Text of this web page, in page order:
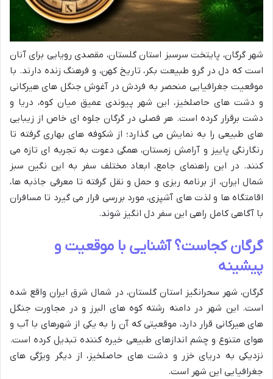
شهر گرگان، پایتخت سرسبز استان گلستان، مقصدی رویایی برای آنان
است که دل در گرو طبیعت بکر، تاریخ کهن، و فرهنگ زنده دارند. با
موقعیت جغرافیایی منحصر به فردش در آغوش جنگل های هیرکانی
و دشت های حاصلخیز، این شهر پیوندی عمیق میان کوه، دریا و
دشت برقرار کرده است. هر فصلی در گرگان جلوه ای خاص از زیبایی
های طبیعی را به نمایش می گذارد؛ از شکوفه های بهاری گرفته تا
رنگارنگی پاییز و آرامش زمستان، همگی دعوت به تجربه ای تازه می
کنند. در این راهنمای جامع، ابعاد مختلف سفر به این نگین سبز
شمال ایران، از برنامه ریزی و حمل و نقل گرفته تا معرفی جاذبه ها،
اقامتگاه ها و لذت های آشپزی، مورد بررسی قرار می گیرد تا مسافران
با آگاهی کامل راهی این سفر دل انگیز شوند.
گرگان کجاست؟ آشنایی با موقعیت و
پیشینه
گرگان، شهر سحرانگیز استان گلستان، در شمال شرق ایران واقع شده
است. این شهر در دامنه رشته کوه های البرز و در مجاورت جنگل
های هیرکانی قرار دارد، موقعیتی که آن را به یکی از شهرهای با آب و
هوای متنوع و چشم اندازهای طبیعی خیره کننده تبدیل کرده است.
نزدیکی به دریای خزر و دشت های حاصلخیز، از دیگر ویژگی های
جغرافیایی این شهر است.